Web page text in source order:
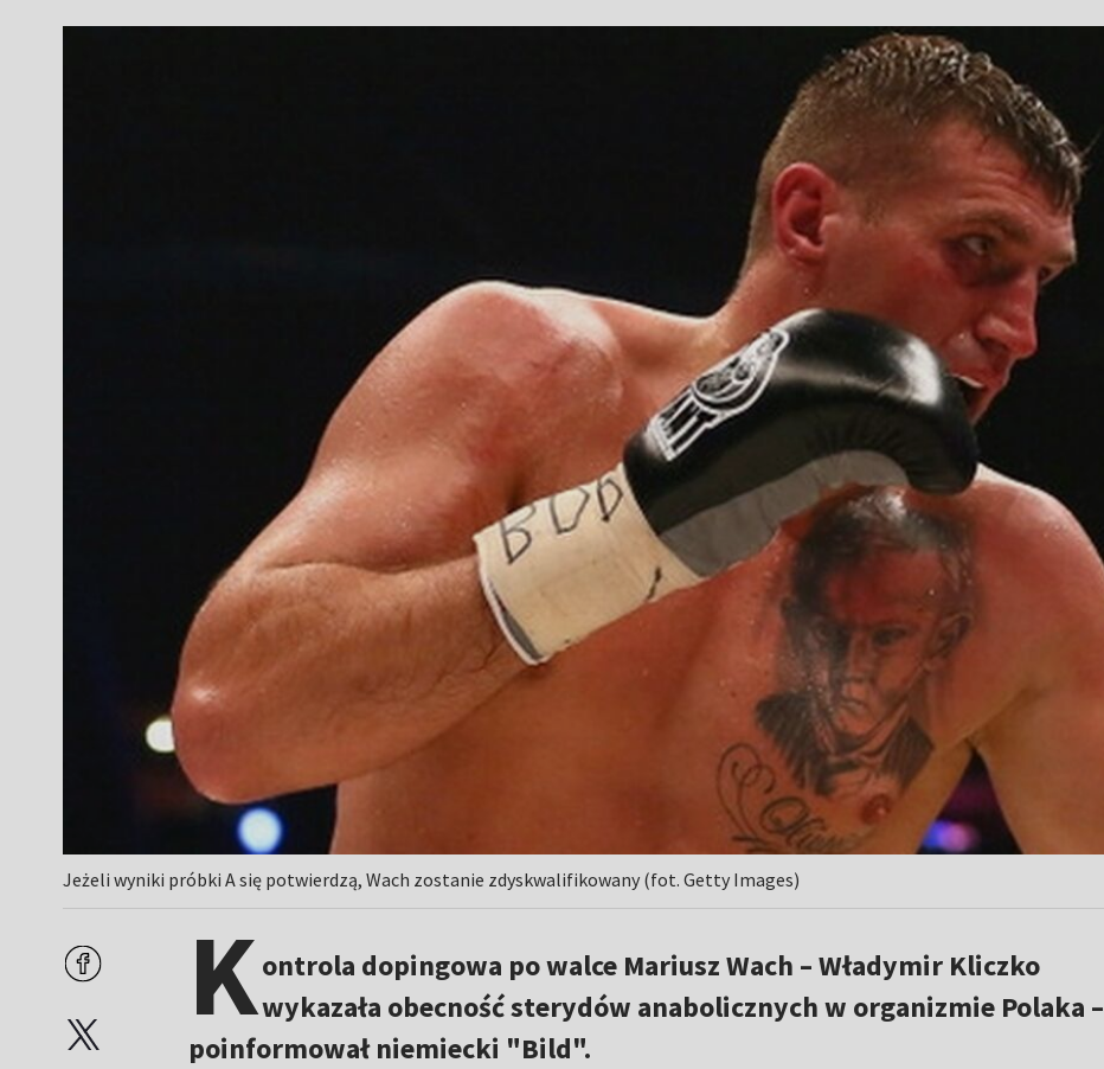
Jeżeli wyniki próbki A się potwierdzą, Wach zostanie zdyskwalifikowany (fot. Getty Images)
Kontrola dopingowa po walce Mariusz Wach – Władymir Kliczko
wykazała obecność sterydów anabolicznych w organizmie Polaka –
poinformował niemiecki "Bild".